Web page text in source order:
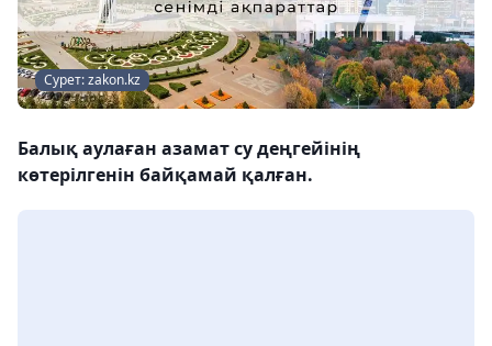
Сурет: zakon.kz
Балық аулаған азамат су деңгейінің
көтерілгенін байқамай қалған.